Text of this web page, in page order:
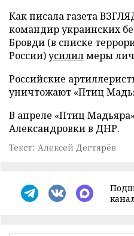
Как писала газета
командир украинских
Бровди (в списке
России)усилилмеры
Российские
уничтожают «Птиц
В апреле «Птиц Мадьяра»
Александровки в ДНР.
Текст: Алексей Дегтярёв